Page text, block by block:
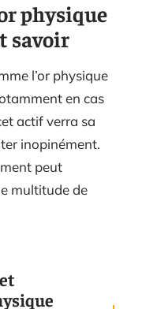
physique
savoir
l’or physique
en cas
actif verra sa
inopinément.
peut
multitude de